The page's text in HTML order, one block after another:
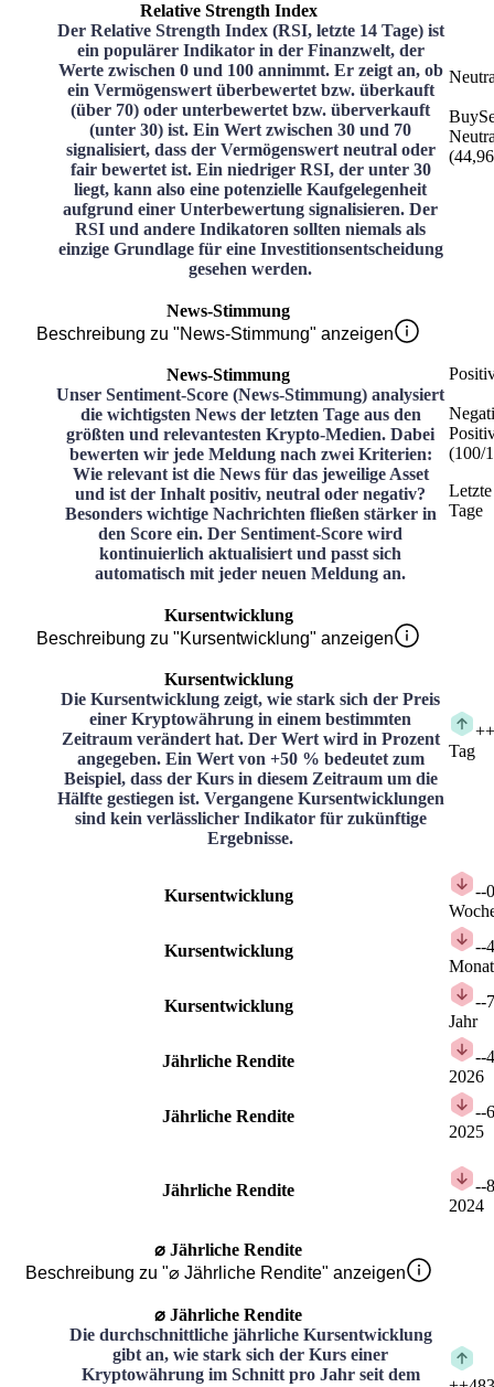
Relative Strength Index
Der Relative Strength Index (RSI, letzte 14 Tage) ist
ein populärer Indikator in der Finanzwelt, der
Werte zwischen 0 und 100 annimmt. Er zeigt an, ob
ein Vermögenswert überbewertet bzw. überkauft
(über 70) oder unterbewertet bzw. überverkauft
(unter 30) ist. Ein Wert zwischen 30 und 70
signalisiert, dass der Vermögenswert neutral oder
fair bewertet ist. Ein niedriger RSI, der unter 30
liegt, kann also eine potenzielle Kaufgelegenheit
aufgrund einer Unterbewertung signalisieren. Der
RSI und andere Indikatoren sollten niemals als
einzige Grundlage für eine Investitionsentscheidung
gesehen werden.
Buy
(44,96
News-Stimmung
Beschreibung zu "News-Stimmung" anzeigen
News-Stimmung
Unser Sentiment-Score (News-Stimmung) analysiert
die wichtigsten News der letzten Tage aus den
größten und relevantesten Krypto-Medien. Dabei
bewerten wir jede Meldung nach zwei Kriterien:
Wie relevant ist die News für das jeweilige Asset
und ist der Inhalt positiv, neutral oder negativ?
Besonders wichtige Nachrichten fließen stärker in
den Score ein. Der Sentiment-Score wird
kontinuierlich aktualisiert und passt sich
automatisch mit jeder neuen Meldung an.
(100/
Tage
Kursentwicklung
Beschreibung zu "Kursentwicklung" anzeigen
Kursentwicklung
Die Kursentwicklung zeigt, wie stark sich der Preis
einer Kryptowährung in einem bestimmten
Zeitraum verändert hat. Der Wert wird in Prozent
angegeben. Ein Wert von +50 % bedeutet zum
Beispiel, dass der Kurs in diesem Zeitraum um die
Hälfte gestiegen ist. Vergangene Kursentwicklungen
sind kein verlässlicher Indikator für zukünftige
Ergebnisse.
+
Tag
Kursentwicklung --
Kursentwicklung --
Monat
Kursentwicklung --
Jahr
Jährliche Rendite --
2026
Jährliche Rendite --
2025
Jährliche Rendite --
2024
⌀ Jährliche Rendite
Beschreibung zu "⌀ Jährliche Rendite" anzeigen
⌀ Jährliche Rendite
Die durchschnittliche jährliche Kursentwicklung
gibt an, wie stark sich der Kurs einer
Kryptowährung im Schnitt pro Jahr seit dem